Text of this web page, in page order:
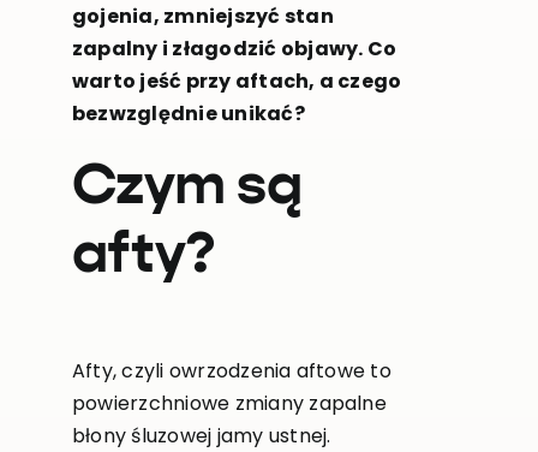
gojenia, zmniejszyć stan
zapalny i złagodzić objawy. Co
warto jeść przy aftach, a czego
bezwzględnie unikać?
Czym są
afty?
Afty, czyli owrzodzenia aftowe to
powierzchniowe zmiany zapalne
błony śluzowej jamy ustnej.